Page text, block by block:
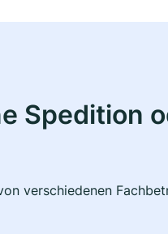
Spedition
verschiedenen